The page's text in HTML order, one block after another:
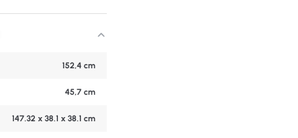
152,4 cm
45,7 cm
147.32 x 38.1 x 38.1 cm